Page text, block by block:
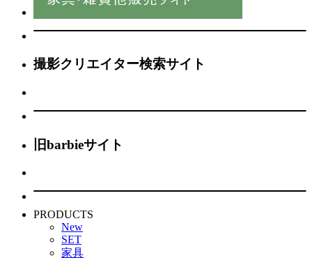
撮影クリエイター検索サイト
旧barbieサイト
PRODUCTS
New
SET
家具